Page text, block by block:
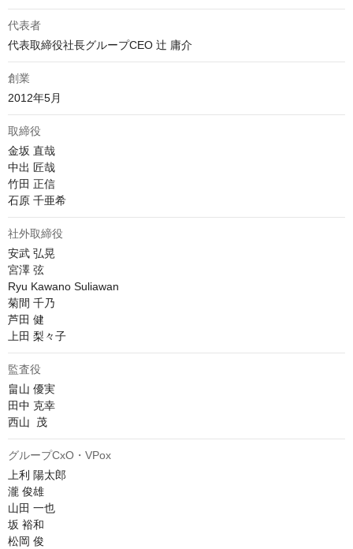
代表者
代表取締役社長グループCEO 辻 庸介
創業
2012年5月
取締役
金坂 直哉
中出 匠哉
竹田 正信
石原 千亜希
社外取締役
安武 弘晃
宮澤 弦
Ryu Kawano Suliawan
菊間 千乃
芦田 健
上田 梨々子
監査役
畠山 優実
田中 克幸
西山  茂
グループCxO・VPox
上利 陽太郎
瀧 俊雄
山田 一也
坂 裕和
松岡 俊